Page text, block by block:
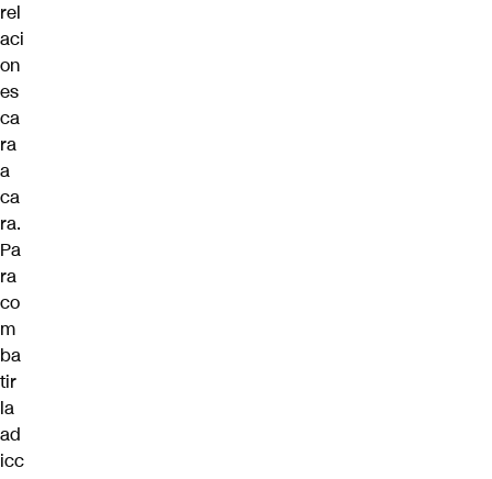
rel
aci
on
es
ca
ra
a
ca
ra.
Pa
ra
co
m
ba
tir
la
ad
icc